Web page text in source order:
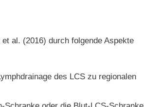
al. (2016) durch folgende Aspekte
des LCS zu regionalen